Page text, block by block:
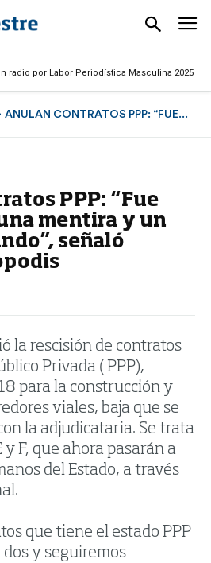
por Labor Periodística Masculina 2025
ANULAN CONTRATOS PPP: “FUE...
PPP: “Fue
mentira y un
señaló
la rescisión de contratos
Privada ( PPP),
para la construcción y
viales, baja que se
la adjudicataria. Se trata
y F, que ahora pasarán a
del Estado, a través
que tiene el estado PPP
y seguiremos